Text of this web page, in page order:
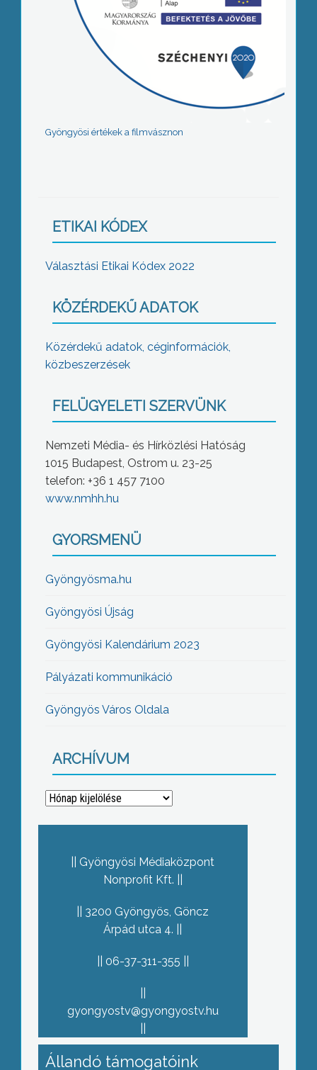
Gyöngyösi értékek a filmvásznon
ETIKAI KÓDEX
Választási Etikai Kódex 2022
KÖZÉRDEKŰ ADATOK
Közérdekű adatok, céginformációk,
közbeszerzések
FELÜGYELETI SZERVÜNK
Nemzeti Média- és Hírközlési Hatóság
1015 Budapest, Ostrom u. 23-25
telefon: +36 1 457 7100
www.nmhh.hu
GYORSMENÜ
Gyöngyösma.hu
Gyöngyösi Újság
Gyöngyösi Kalendárium 2023
Pályázati kommunikáció
Gyöngyös Város Oldala
ARCHÍVUM
Archívum
Gyöngyösi Médiaközpont
Nonprofit Kft.
3200 Gyöngyös, Göncz
Árpád utca 4.
06-37-311-355
gyongyostv@gyongyostv.hu
Állandó támogatóink